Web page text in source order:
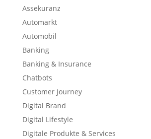
Assekuranz
Automarkt
Automobil
Banking
Banking & Insurance
Chatbots
Customer Journey
Digital Brand
Digital Lifestyle
Digitale Produkte & Services